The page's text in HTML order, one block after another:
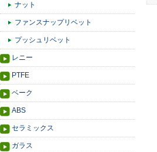
ナット
ファンスナップリベット
プッシュリベット
レニー
PTFE
ベーク
ABS
セラミックス
ガラス